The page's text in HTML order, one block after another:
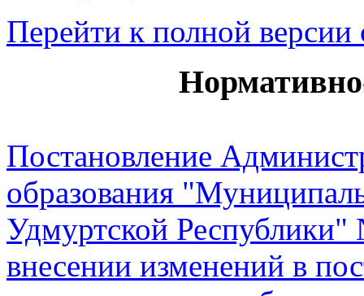
Перейти к полной версии
Постановление
образования
Удмуртской
внесении изменений в